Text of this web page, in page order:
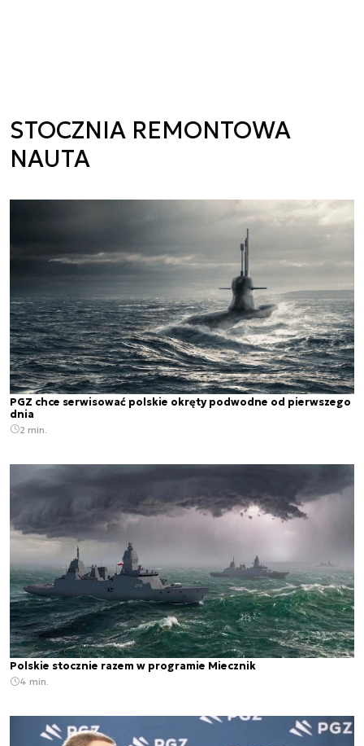
STOCZNIA REMONTOWA
NAUTA
PGZ chce serwisować polskie okręty podwodne od pierwszego
dnia
2 min.
Polskie stocznie razem w programie Miecznik
4 min.